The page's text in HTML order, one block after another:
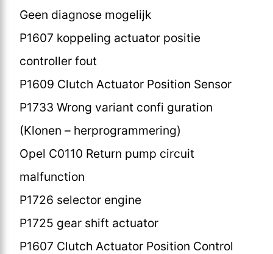
Geen diagnose mogelijk
P1607 koppeling actuator positie
controller fout
P1609 Clutch Actuator Position Sensor
P1733 Wrong variant confi guration
(Klonen – herprogrammering)
Opel C0110 Return pump circuit
malfunction
P1726 selector engine
P1725 gear shift actuator
P1607 Clutch Actuator Position Control